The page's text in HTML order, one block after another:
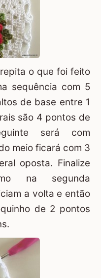
o que foi feito
sequência com 5
de base entre 1
são 4 pontos de
será com
meio ficará com 3
oposta. Finalize
na segunda
a volta e então
de 2 pontos